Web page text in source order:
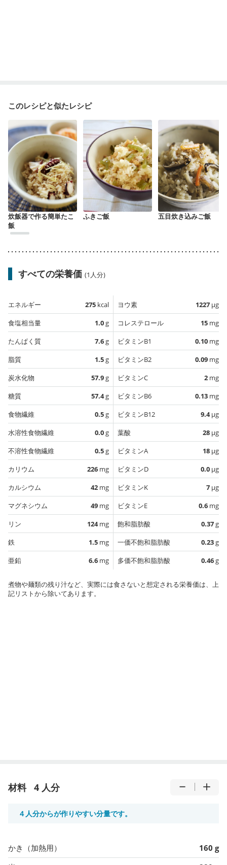
このレシピと似たレシピ
炊飯器で作る簡単たこ
飯
ふきご飯 五目炊き込みご飯
すべての栄養価 (1人分)
エネルギー 275 kcal
食塩相当量
1.0g
たんぱく質
7.6g
脂質
1.5g
炭水化物
57.9g
糖質
57.4g
食物繊維
0.5g
水溶性食物繊維
0.0g
不溶性食物繊維
0.5g
カリウム
226 mg
カルシウム
42 mg
マグネシウム
49 mg
リン
124mg
鉄
1.5 mg
亜鉛
6.6 mg
ヨウ素 1227 µg
コレステロール
15 mg
ビタミンB1
0.10 mg
ビタミンB2
0.09 mg
ビタミンC
2 mg
ビタミンB6
0.13 mg
ビタミンB12
9.4µg
葉酸
28 µg
ビタミンA
18 µg
ビタミンD
0.0 µg
ビタミンK
7 µg
ビタミンE
0.6 mg
飽和脂肪酸
0.37g
一価不飽和脂肪酸
0.23g
多価不飽和脂肪酸
0.46g
煮物や麺類の残り汁など、実際には食さないと想定される栄養価は、上
記リストから除いてあります。
材料 4 人分
４人分からが作りやすい分量です。
かき（加熱用）
160 g